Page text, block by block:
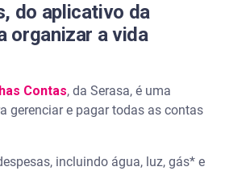
do aplicativo da
organizar a vida
Contas, da Serasa, é uma
gerenciar e pagar todas as contas
incluindo água, luz, gás* e